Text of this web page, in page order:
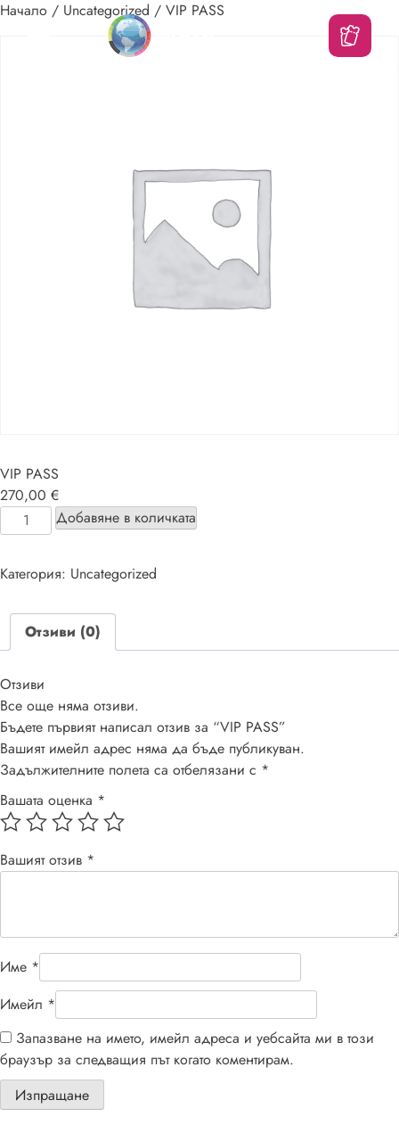
Начало / Uncategorized / VIP PASS
VIP PASS
270,00 €
количество
за
PASS
Добавяне в количката
Категория: Uncategorized
Отзиви (0)
Отзиви
Все още няма отзиви.
Бъдете първият написал отзив за “VIP PASS”
Вашият имейл адрес няма да бъде публикуван.
Задължителните полета са отбелязани с *
Вашата оценка *
Вашият отзив *
Име *
Имейл *
Запазване на името, имейл адреса и уебсайта ми в този
браузър за следващия път когато коментирам.